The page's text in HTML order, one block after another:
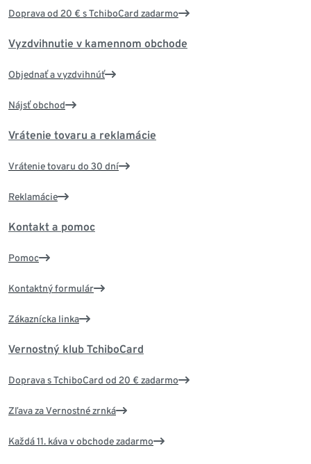
Doprava od 20 € s TchiboCard zadarmo
Vyzdvihnutie v kamennom obchode
Objednať a vyzdvihnúť
Nájsť obchod
Vrátenie tovaru a reklamácie
Vrátenie tovaru do 30 dní
Reklamácie
Kontakt a pomoc
Pomoc
Kontaktný formulár
Zákaznícka linka
Vernostný klub TchiboCard
Doprava s TchiboCard od 20 € zadarmo
Zľava za Vernostné zrnká
Každá 11. káva v obchode zadarmo